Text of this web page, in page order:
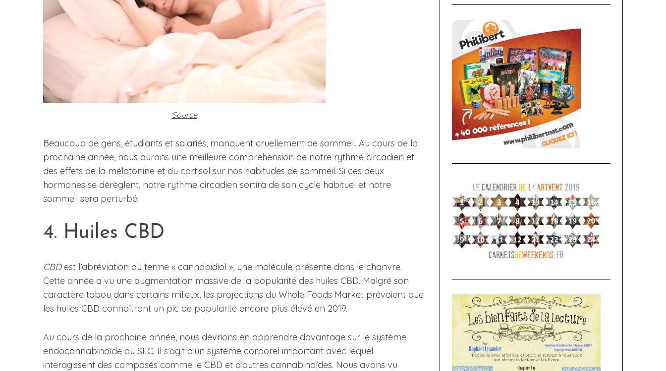
Source
Beaucoup de gens, étudiants et salariés, manquent cruellement de sommeil. Au cours de la
prochaine année, nous aurons une meilleure compréhension de notre rythme circadien et
des effets de la mélatonine et du cortisol sur nos habitudes de sommeil. Si ces deux
hormones se dérèglent, notre rythme circadien sortira de son cycle habituel et notre
sommeil sera perturbé.
4. Huiles CBD
CBDest l’abréviation du terme « cannabidiol », une molécule présente dans le chanvre.
Cette année a vu une augmentation massive de la popularité des huiles CBD. Malgré son
caractère tabou dans certains milieux, les projections du Whole Foods Market prévoient que
les huiles CBD connaîtront un pic de popularité encore plus élevé en 2019.
Au cours de la prochaine année, nous devrions en apprendre davantage sur le système
endocannabinoïde ou SEC. Il s’agit d’un système corporel important avec lequel
interagissent des composés comme le CBD et d’autres cannabinoïdes. Nous avons vu